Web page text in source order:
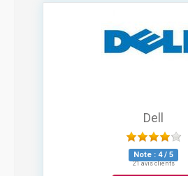
Dell
Note : 4/ 5
21 avis clients